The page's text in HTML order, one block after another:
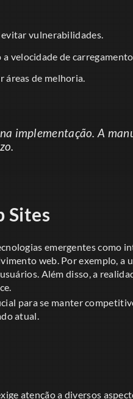
vulnerabilidades.
velocidade de
áreas de melhoria.
implementação. A
Sites
emergentes como
web. Por exemplo, a
Além disso, a
para se manter
atual.
atenção a diversos